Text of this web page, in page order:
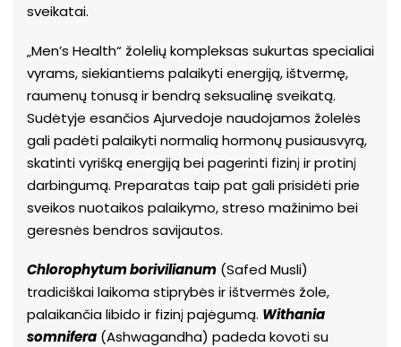
sveikatai.
„Men’s Health“ žolelių kompleksas sukurtas specialiai
vyrams, siekiantiems palaikyti energiją, ištvermę,
raumenų tonusą ir bendrą seksualinę sveikatą.
Sudėtyje esančios Ajurvedoje naudojamos žolelės
gali padėti palaikyti normalią hormonų pusiausvyrą,
skatinti vyrišką energiją bei pagerinti fizinį ir protinį
darbingumą. Preparatas taip pat gali prisidėti prie
sveikos nuotaikos palaikymo, streso mažinimo bei
geresnės bendros savijautos.
Chlorophytum borivilianum (Safed Musli)
tradiciškai laikoma stiprybės ir ištvermės žole,
palaikančia libido ir fizinį pajėgumą. Withania
somnifera (Ashwagandha) padeda kovoti su